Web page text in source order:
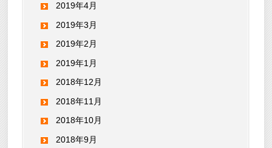
2019年4月
2019年3月
2019年2月
2019年1月
2018年12月
2018年11月
2018年10月
2018年9月